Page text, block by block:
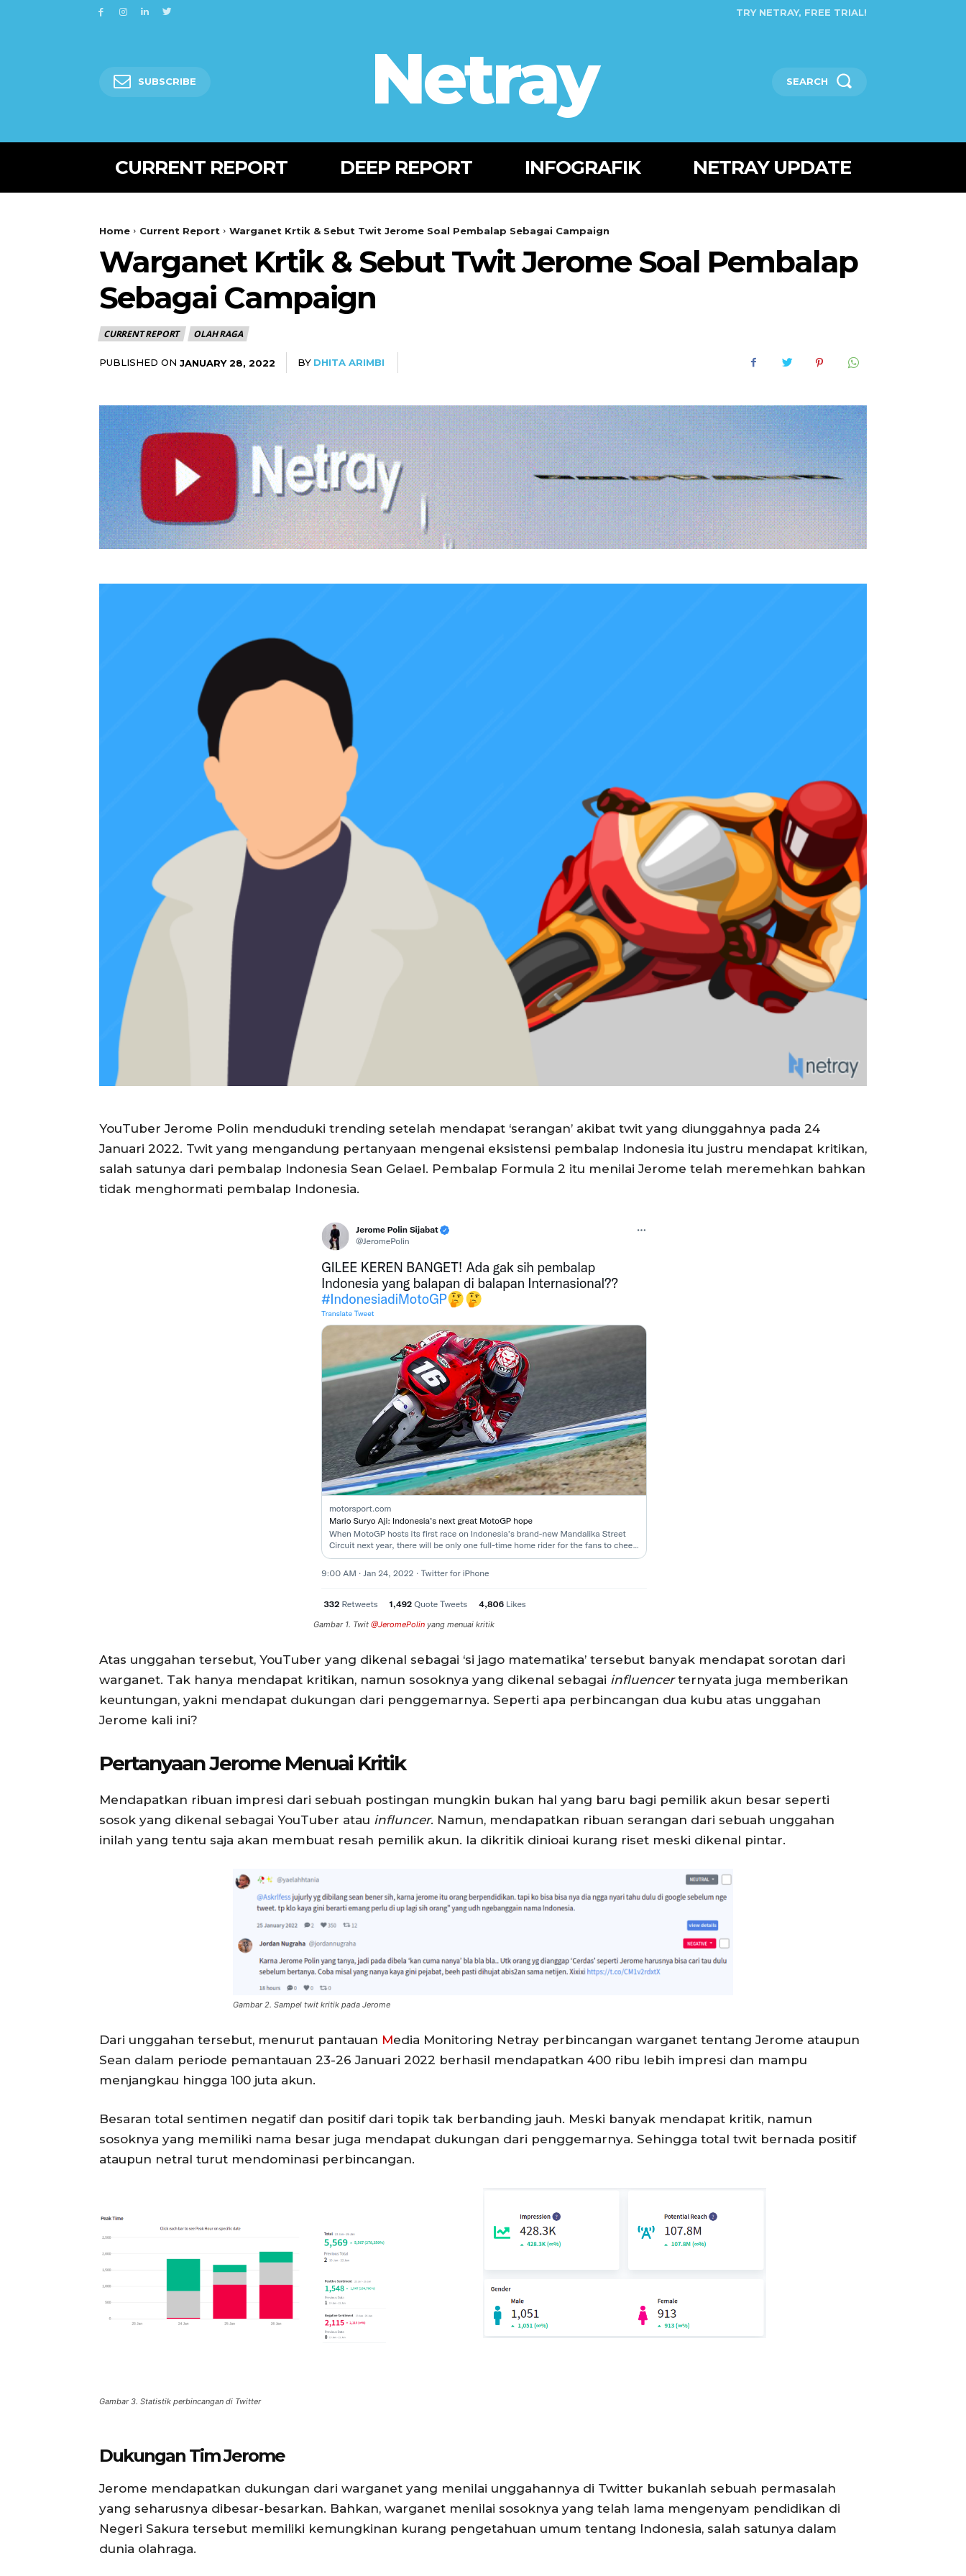
TRY NETRAY, FREE TRIAL!
SUBSCRIBE Netray SEARCH
CURRENT REPORT DEEP REPORT INFOGRAFIK NETRAY UPDATE
Home Current Report Warganet Krtik & Sebut Twit Jerome Soal Pembalap Sebagai Campaign
Warganet Krtik & Sebut Twit Jerome Soal Pembalap
Sebagai Campaign
CURRENT REPORT OLAH RAGA
PUBLISHED ON JANUARY 28, 2022 BY DHITA ARIMBI
YouTuber Jerome Polin menduduki trending setelah mendapat ‘serangan’ akibat twit yang diunggahnya pada 24
Januari 2022. Twit yang mengandung pertanyaan mengenai eksistensi pembalap Indonesia itu justru mendapat kritikan,
salah satunya dari pembalap Indonesia Sean Gelael. Pembalap Formula 2 itu menilai Jerome telah meremehkan bahkan
tidak menghormati pembalap Indonesia.
Gambar 1. Twit @JeromePolinyang menuai kritik
Atas unggahan tersebut, YouTuber yang dikenal sebagai ‘si jago matematika’ tersebut banyak mendapat sorotan dari
warganet. Tak hanya mendapat kritikan, namun sosoknya yang dikenal sebagai influencerternyata juga memberikan
keuntungan, yakni mendapat dukungan dari penggemarnya. Seperti apa perbincangan dua kubu atas unggahan
Jerome kali ini?
Pertanyaan Jerome Menuai Kritik
Mendapatkan ribuan impresi dari sebuah postingan mungkin bukan hal yang baru bagi pemilik akun besar seperti
sosok yang dikenal sebagai YouTuber atau influncer. Namun, mendapatkan ribuan serangan dari sebuah unggahan
inilah yang tentu saja akan membuat resah pemilik akun. Ia dikritik dinioai kurang riset meski dikenal pintar.
Gambar 2. Sampel twit kritik pada Jerome
Dari unggahan tersebut, menurut pantauan Media Monitoring Netray perbincangan warganet tentang Jerome ataupun
Sean dalam periode pemantauan 23-26 Januari 2022 berhasil mendapatkan 400 ribu lebih impresi dan mampu
menjangkau hingga 100 juta akun.
Besaran total sentimen negatif dan positif dari topik tak berbanding jauh. Meski banyak mendapat kritik, namun
sosoknya yang memiliki nama besar juga mendapat dukungan dari penggemarnya. Sehingga total twit bernada positif
ataupun netral turut mendominasi perbincangan.
Gambar 3. Statistik perbincangan di Twitter
Dukungan Tim Jerome
Jerome mendapatkan dukungan dari warganet yang menilai unggahannya di Twitter bukanlah sebuah permasalah
yang seharusnya dibesar-besarkan. Bahkan, warganet menilai sosoknya yang telah lama mengenyam pendidikan di
Negeri Sakura tersebut memiliki kemungkinan kurang pengetahuan umum tentang Indonesia, salah satunya dalam
dunia olahraga.